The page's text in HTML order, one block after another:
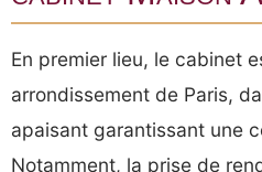
En premier lieu, le cabinet
arrondissement de Paris,
apaisant garantissant une
Notamment, la prise de